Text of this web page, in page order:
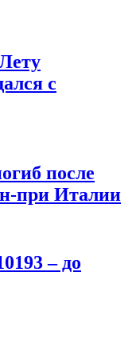
с
после
при Италии
– до